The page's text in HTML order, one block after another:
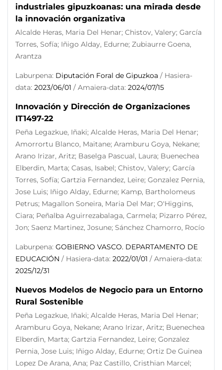
industriales gipuzkoanas: una mirada desde
la innovación organizativa
Alcalde Heras, Maria Del Henar; Chistov, Valery; García
Torres, Sofía; Iñigo Alday, Edurne; Zubiaurre Goena,
Arantza
Laburpena: Diputación Foral de Gipuzkoa / Hasiera-
data: 2023/06/01 / Amaiera-data: 2024/07/15
Innovación y Dirección de Organizaciones
IT1497-22
Peña Legazkue, Iñaki; Alcalde Heras, Maria Del Henar;
Amorrortu Blanco, Maitane; Aramburu Goya, Nekane;
Arano Irizar, Aritz; Baselga Pascual, Laura; Buenechea
Elberdin, Marta; Casas, Isabel; Chistov, Valery; García
Torres, Sofía; Gartzia Fernandez, Leire; Gonzalez Pernia,
Jose Luis; Iñigo Alday, Edurne; Kamp, Bartholomeus
Petrus; Magallon Soneira, Maria Del Mar; O'Higgins,
Ciara; Peñalba Aguirrezabalaga, Carmela; Pizarro Pérez,
Jon; Saenz Martinez, Josune; Sánchez Chamorro, Rocío
Laburpena: GOBIERNO VASCO. DEPARTAMENTO DE
EDUCACIÓN / Hasiera-data: 2022/01/01 / Amaiera-data:
2025/12/31
Nuevos Modelos de Negocio para un Entorno
Rural Sostenible
Peña Legazkue, Iñaki; Alcalde Heras, Maria Del Henar;
Aramburu Goya, Nekane; Arano Irizar, Aritz; Buenechea
Elberdin, Marta; Gartzia Fernandez, Leire; Gonzalez
Pernia, Jose Luis; Iñigo Alday, Edurne; Ortiz De Guinea
Lopez De Arana, Ana; Paz Castillo, Cristhian Marcel;